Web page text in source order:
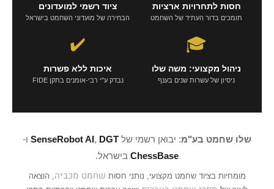
חסות לתחרויות ארציות
תומכים בדור העתיד של השחמט
ציוד רשמי למועדונים
הבחירה של מועדוני השחמט בישראל
🎓
ניהול מקצועי: משה שלו
ניסיון של עשרות שנים בענף
✔️
איכות ללא פשרות
נבדק ע"י רבי-אומנים בתקן FIDE
שלו שחמט בע"מ: יבואן רשמי של SenseRobot AI, DGT
ו-
ChessBase בישראל.
מומחיות בציוד שחמט מקצועי, נותני חסות שחמט מכביה , הוצאה